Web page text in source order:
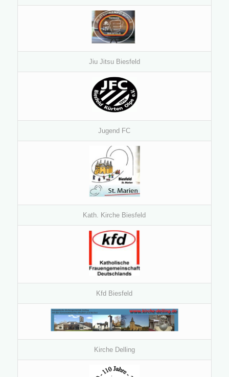
Jiu Jitsu Biesfeld
Jugend FC
Kath. Kirche Biesfeld
Kfd Biesfeld
Kirche Delling